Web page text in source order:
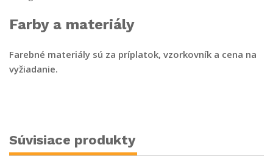
Farby a materiály
Farebné materiály sú za príplatok, vzorkovník a cena na
vyžiadanie.
Súvisiace produkty